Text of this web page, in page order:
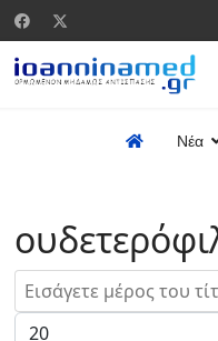
Νέα
Εισάγετε μέρος του
Εμφάνιση #